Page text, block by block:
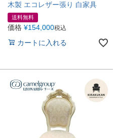
木製 エコレザー張り 白家具
送料無料
価格 ¥154,000税込
カートに入れる